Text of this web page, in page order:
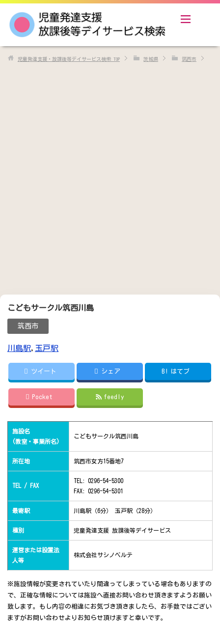
児童発達支援・放課後等デイサービス検索 TOP 茨城県 筑西市
こどもサークル筑西川島
筑西市
川島駅, 玉戸駅
ツイート シェア B! はてブ
Pocket feedly
施設名
(教室・事業所名)
こどもサークル筑西川島
所在地 筑西市女方15番地7
TEL / FAX
TEL: 0296-54-5300
FAX: 0296-54-5301
最寄駅 川島駅（6分） 玉戸駅（28分）
種別 児童発達支援 放課後等デイサービス
運営または設置法
人等
株式会社サシノベルテ
※施設情報が変更されていたり間違ってしまっている場合もありますの
で、正確な情報については施設へ直接お問い合わせ頂きますようお願い
致します。もし内容の相違にお気づき頂きましたら、お手数ではござい
ますがお問い合わせよりお知らせ頂けますと幸いです。